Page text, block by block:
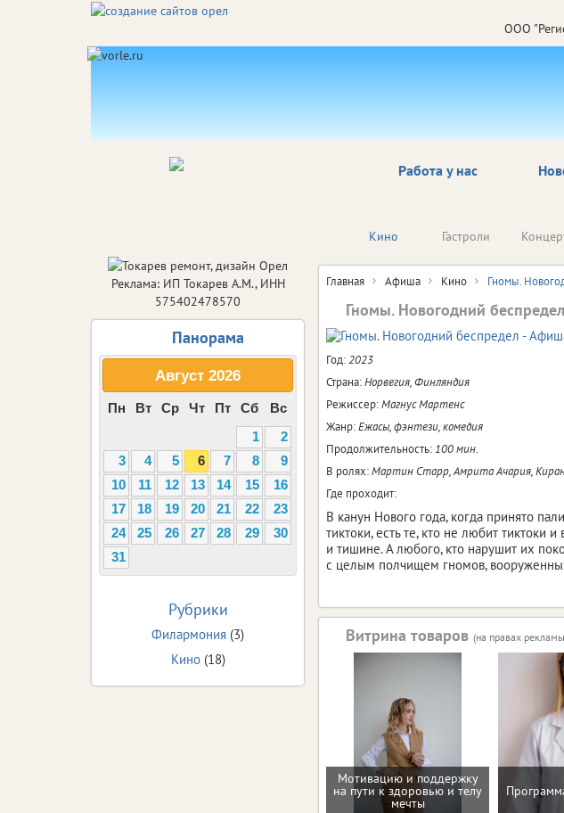
ООО
Работа у нас
Кино Гастроли
Главная Афиша Кино Гномы.
Гномы. Новогодний беспредел
Год:2023
Страна:Норвегия, Финляндия
Режиссер:Магнус Мартенс
Жанр:Eжасы, фэнтези, комедия
Продолжительность: 100 мин.
В ролях:Мартин Старр, Амрита Ачария,
Где проходит:
В канун Нового года, когда принято
тиктоки, есть те, кто не любит
и тишине. А любого, кто нарушит их
с целым полчищем гномов,
Витрина товаров (на правах
Мотивацию и поддержку
на пути к здоровью и телу
мечты
Реклама: ИП Токарев А.М., ИНН
575402478570
Панорама
Август 2026
Пн Вт Ср Чт Пт Сб
Вс
1
2
3
4 5 6 7 8
9
10
11 12 13 14 15
16
17
18 19 20 21 22
23
24
25 26 27 28 29
30
31
Рубрики
Филармония (3)
Кино(18)